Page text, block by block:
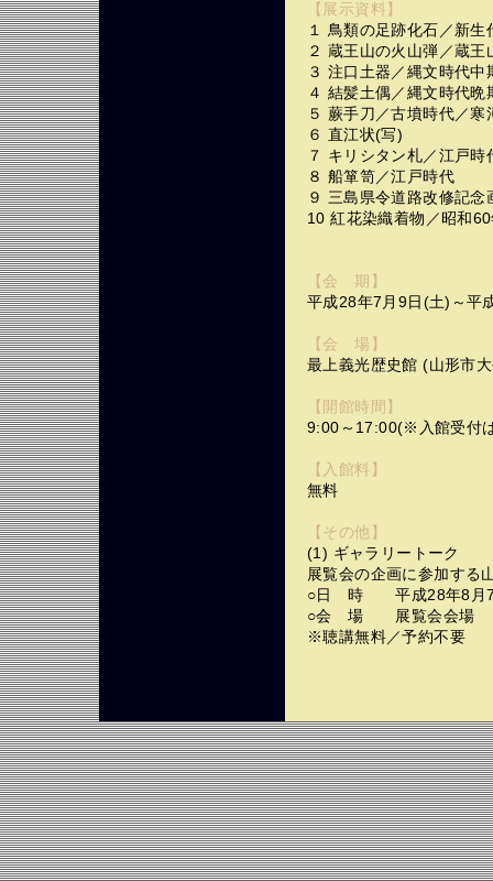
【展示資料】
１ 鳥類の足跡化石／新
２ 蔵王山の火山弾／蔵王
３ 注口土器／縄文時代
４ 結髪土偶／縄文時代
５ 蕨手刀／古墳時代／寒
６ 直江状(写)
７ キリシタン札／江戸時
８ 船箪笥／江戸時代
９ 三島県令道路改修記
10 紅花染織着物／昭和
【会 期】
平成28年7月9日(土)～
【会 場】
最上義光歴史館 (山形市
【開館時間】
9:00～17:00(※入館受付
【入館料】
無料
【その他】
(1) ギャラリートーク
展覧会の企画に参加する
○日 時 平成28年8月
○会 場 展覧会会場
※聴講無料／予約不要